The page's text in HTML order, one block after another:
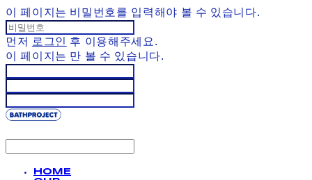
이 페이지는 비밀번호를 입력해야 볼 수 있습니다.
먼저 로그인 후 이용해주세요.
이 페이지는 만 볼 수 있습니다.
HOME